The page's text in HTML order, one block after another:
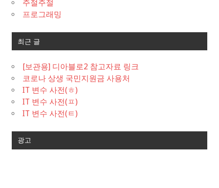
주절주절
프로그래밍
최근 글
[보관용] 디아블로2 참고자료 링크
코로나 상생 국민지원금 사용처
IT 변수 사전(ㅎ)
IT 변수 사전(ㅍ)
IT 변수 사전(ㅌ)
광고